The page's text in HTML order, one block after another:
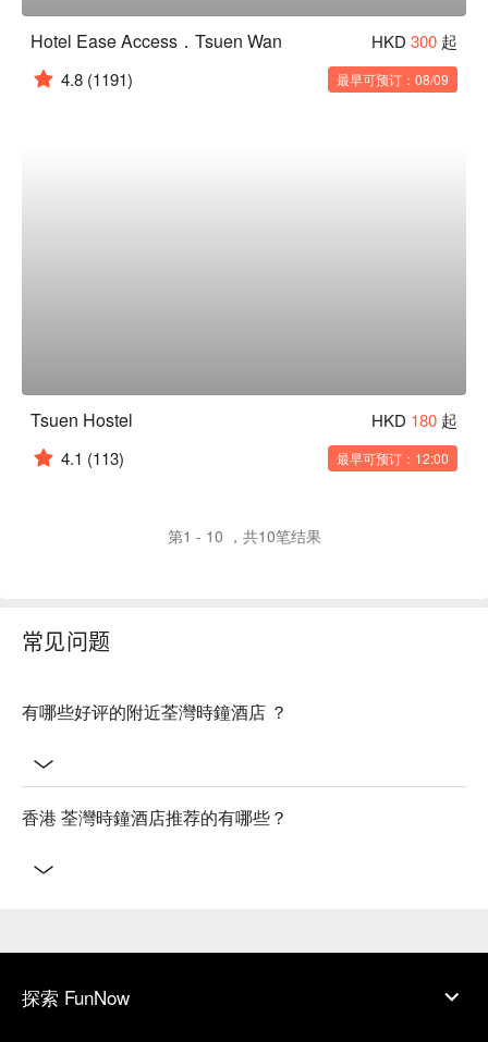
Hotel Ease Access．Tsuen Wan HKD 300 起
4.8 (1191) 最早可预订：08/09
Tsuen Hostel HKD 180 起
4.1 (113) 最早可预订：12:00
第1 - 10 ，共10笔结果
常见问题
有哪些好评的附近荃灣時鐘酒店 ？
香港 荃灣時鐘酒店推荐的有哪些？
探索 FunNow